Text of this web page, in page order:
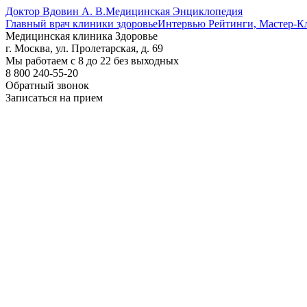
Доктор Вдовин А. В.Медицинская Энциклопедия
Главный врач клиники здоровьеИнтервью Рейтинги, Мастер-
Медицинская клиника Здоровье
г. Москва, ул. Пролетарская, д. 69
Мы работаем с 8 до 22 без выходных
8 800 240-55-20
Обратный звонок
Записаться на прием